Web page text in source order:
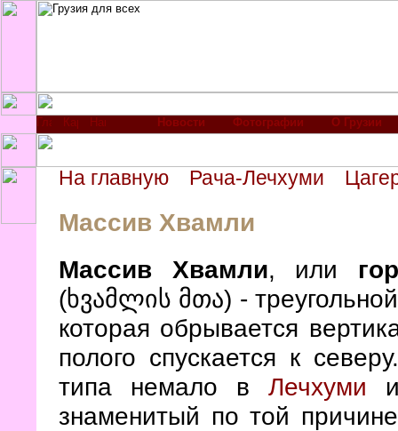
Новости Фотографии О Грузии
На главную Рача-Лечхуми
Массив Хвамли
Массив Хвамли, или
(ხვამლის მთა) -
которая обрывается
полого спускается к
типа немало в Лечхуми
знаменитый по той